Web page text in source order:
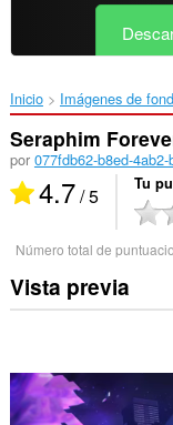
Inicio Imágenes de
Seraphim
por 077fdb62-b8ed-
4.7/ 5 Tu
Número total de
Vista previa